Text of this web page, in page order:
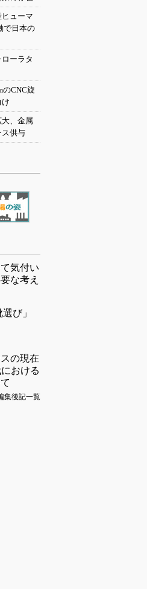
ューマ
で日本の
ーラタ
のCNC旋
、金属
ス供与
気付い
な考え
び」
の現在
おける
集後記一覧